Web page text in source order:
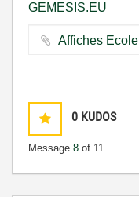
GEMESIS.EU
0 KUDOS
Message 8 of 11